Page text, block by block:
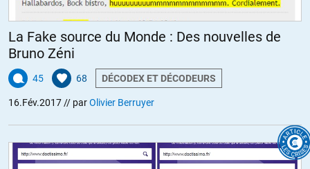
La Fake source du Monde : Des nouvelles de
Bruno Zéni
45 68 DÉCODEX ET DÉCODEURS
16.Fév.2017// parOlivier Berruyer